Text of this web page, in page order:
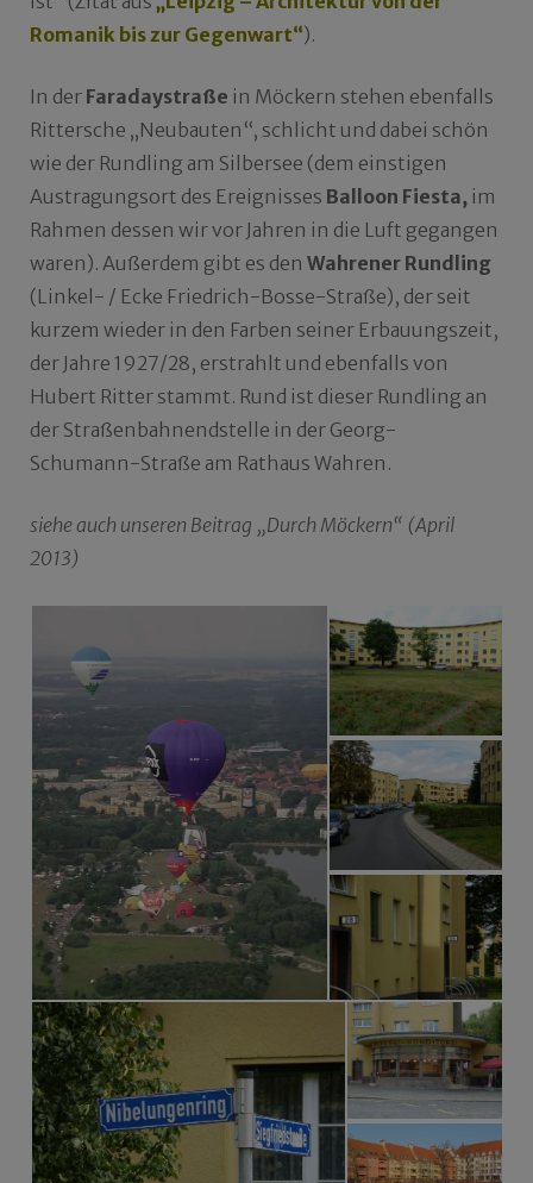
Romanik bis zur Gegenwart“).
In der Faradaystraße in Möckern stehen ebenfalls
Rittersche „Neubauten“, schlicht und dabei schön
wie der Rundling am Silbersee (dem einstigen
Austragungsort des Ereignisses Balloon Fiesta, im
Rahmen dessen wir vor Jahren in die Luft gegangen
waren). Außerdem gibt es den Wahrener Rundling
(Linkel- / Ecke Friedrich-Bosse-Straße), der seit
kurzem wieder in den Farben seiner Erbauungszeit,
der Jahre 1927/28, erstrahlt und ebenfalls von
Hubert Ritter stammt. Rund ist dieser Rundling an
der Straßenbahnendstelle in der Georg-
Schumann-Straße am Rathaus Wahren.
siehe auch unseren Beitrag „Durch Möckern“ (April
2013)